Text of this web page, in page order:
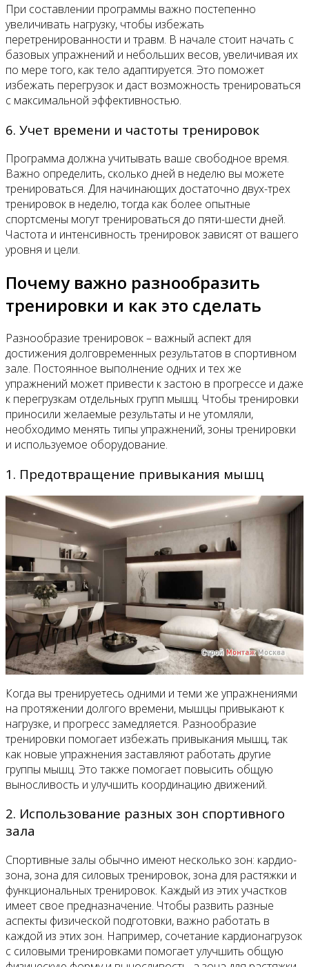
При составлении программы важно постепенно
увеличивать нагрузку, чтобы избежать
перетренированности и травм. В начале стоит начать с
базовых упражнений и небольших весов, увеличивая их
по мере того, как тело адаптируется. Это поможет
избежать перегрузок и даст возможность тренироваться
с максимальной эффективностью.
6. Учет времени и частоты тренировок
Программа должна учитывать ваше свободное время.
Важно определить, сколько дней в неделю вы можете
тренироваться. Для начинающих достаточно двух-трех
тренировок в неделю, тогда как более опытные
спортсмены могут тренироваться до пяти-шести дней.
Частота и интенсивность тренировок зависят от вашего
уровня и цели.
Почему важно разнообразить
тренировки и как это сделать
Разнообразие тренировок – важный аспект для
достижения долговременных результатов в спортивном
зале. Постоянное выполнение одних и тех же
упражнений может привести к застою в прогрессе и даже
к перегрузкам отдельных групп мышц. Чтобы тренировки
приносили желаемые результаты и не утомляли,
необходимо менять типы упражнений, зоны тренировки
и используемое оборудование.
1. Предотвращение привыкания мышц
Когда вы тренируетесь одними и теми же упражнениями
на протяжении долгого времени, мышцы привыкают к
нагрузке, и прогресс замедляется. Разнообразие
тренировки помогает избежать привыкания мышц, так
как новые упражнения заставляют работать другие
группы мышц. Это также помогает повысить общую
выносливость и улучшить координацию движений.
2. Использование разных зон спортивного
зала
Спортивные залы обычно имеют несколько зон: кардио-
зона, зона для силовых тренировок, зона для растяжки и
функциональных тренировок. Каждый из этих участков
имеет свое предназначение. Чтобы развить разные
аспекты физической подготовки, важно работать в
каждой из этих зон. Например, сочетание кардионагрузок
с силовыми тренировками помогает улучшить общую